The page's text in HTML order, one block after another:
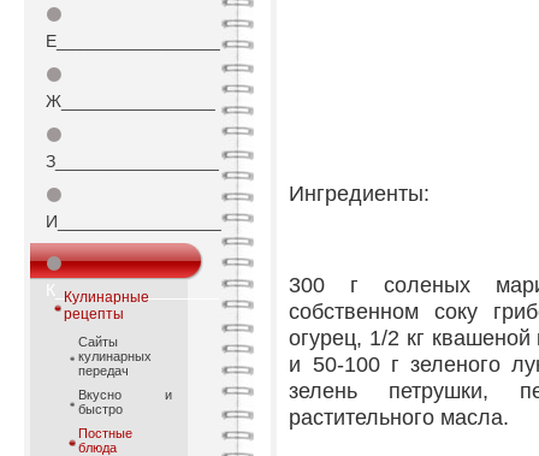
⚫
Е_________________
⚫
Ж________________
⚫
З_________________
⚫
И_________________
⚫
К_________________
Кулинарные
рецепты
Сайты
кулинарных
передач
Вкусно и
быстро
Постные
блюда
Ингредиенты:
300 г соленых
собственном соку
огурец, 1/2 кг квашеной
и 50-100 г зеленого
зелень петрушки,
растительного масла.